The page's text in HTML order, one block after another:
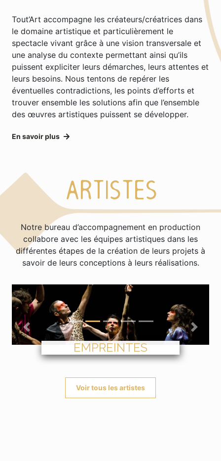
Tout’Art accompagne les créateurs/créatrices dans
le domaine artistique et particulièrement le
spectacle vivant grâce à une vision transversale et
une analyse du contexte permettant ainsi qu’ils
puissent expliciter leurs démarches, leurs attentes et
leurs besoins. Nous tentons de repérer les
éventuelles contradictions, les points d’efforts et
trouver ensemble les solutions afin que l’ensemble
des œuvres artistiques puissent se développer.
En savoir plus
ARTISTES
Notre bureau d’accompagnement en production
collabore avec les équipes artistiques dans les
différentes étapes de la création de leurs projets à
savoir de leurs conceptions à leurs réalisations.
EMPREINTES
Précédent Suivant
Voir tous les artistes